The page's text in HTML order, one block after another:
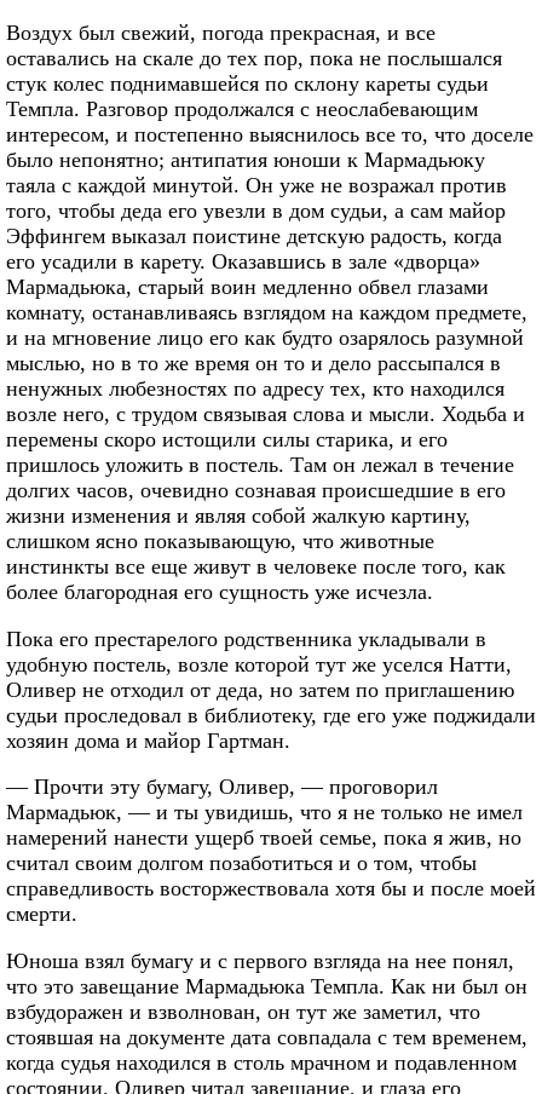
Воздух был свежий, погода прекрасная, и все
оставались на скале до тех пор, пока не послышался
стук колес поднимавшейся по склону кареты судьи
Темпла. Разговор продолжался с неослабевающим
интересом, и постепенно выяснилось все то, что доселе
было непонятно; антипатия юноши к Мармадьюку
таяла с каждой минутой. Он уже не возражал против
того, чтобы деда его увезли в дом судьи, а сам майор
Эффингем выказал поистине детскую радость, когда
его усадили в карету. Оказавшись в зале «дворца»
Мармадьюка, старый воин медленно обвел глазами
комнату, останавливаясь взглядом на каждом предмете,
и на мгновение лицо его как будто озарялось разумной
мыслью, но в то же время он то и дело рассыпался в
ненужных любезностях по адресу тех, кто находился
возле него, с трудом связывая слова и мысли. Ходьба и
перемены скоро истощили силы старика, и его
пришлось уложить в постель. Там он лежал в течение
долгих часов, очевидно сознавая происшедшие в его
жизни изменения и являя собой жалкую картину,
слишком ясно показывающую, что животные
инстинкты все еще живут в человеке после того, как
более благородная его сущность уже исчезла.
Пока его престарелого родственника укладывали в
удобную постель, возле которой тут же уселся Натти,
Оливер не отходил от деда, но затем по приглашению
судьи проследовал в библиотеку, где его уже поджидали
хозяин дома и майор Гартман.
— Прочти эту бумагу, Оливер, — проговорил
Мармадьюк, — и ты увидишь, что я не только не имел
намерений нанести ущерб твоей семье, пока я жив, но
считал своим долгом позаботиться и о том, чтобы
справедливость восторжествовала хотя бы и после моей
смерти.
Юноша взял бумагу и с первого взгляда на нее понял,
что это завещание Мармадьюка Темпла. Как ни был он
взбудоражен и взволнован, он тут же заметил, что
стоявшая на документе дата совпадала с тем временем,
когда судья находился в столь мрачном и подавленном
состоянии. Оливер читал завещание, и глаза его